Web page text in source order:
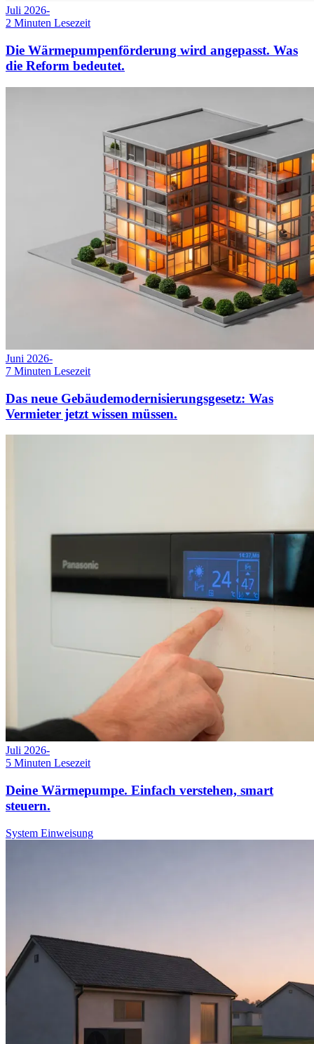
Juli 2026-
2 Minuten Lesezeit
Die Wärmepumpenförderung wird angepasst. Was
die Reform bedeutet.
Juni 2026-
7 Minuten Lesezeit
Das neue Gebäudemodernisierungsgesetz: Was
Vermieter jetzt wissen müssen.
Juli 2026-
5 Minuten Lesezeit
Deine Wärmepumpe. Einfach verstehen, smart
steuern.
System Einweisung